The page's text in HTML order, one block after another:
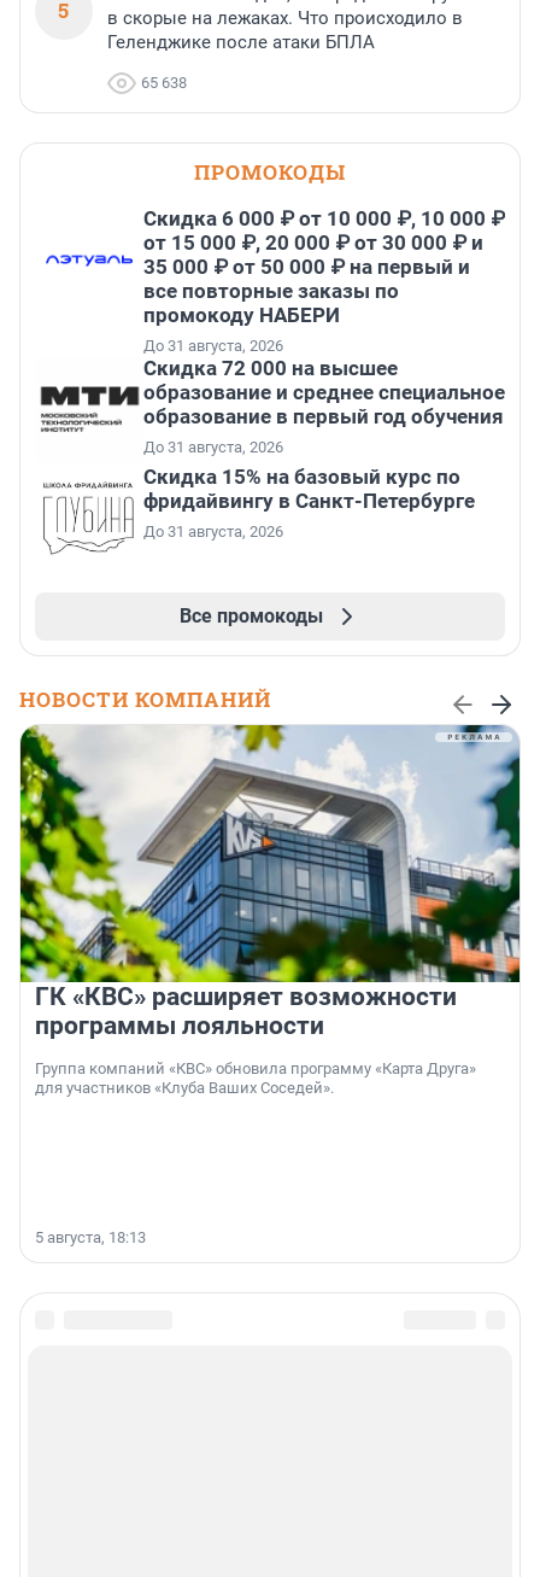
5
в скорые на лежаках. Что происходило в
Геленджике после атаки БПЛА
65 638
ПРОМОКОДЫ
Скидка 6 000 ₽ от 10 000 ₽, 10 000 ₽
от 15 000 ₽, 20 000 ₽ от 30 000 ₽ и
35 000 ₽ от 50 000 ₽ на первый и
все повторные заказы по
промокоду НАБЕРИ
До 31 августа, 2026
Скидка 72 000 на высшее
образование и среднее специальное
образование в первый год обучения
До 31 августа, 2026
Скидка 15% на базовый курс по
фридайвингу в Санкт-Петербурге
До 31 августа, 2026
Все промокоды
НОВОСТИ КОМПАНИЙ
ГК «КВС» расширяет возможности
программы лояльности
Группа компаний «КВС» обновила программу «Карта Друга»
для участников «Клуба Ваших Соседей».
5 августа, 18:13